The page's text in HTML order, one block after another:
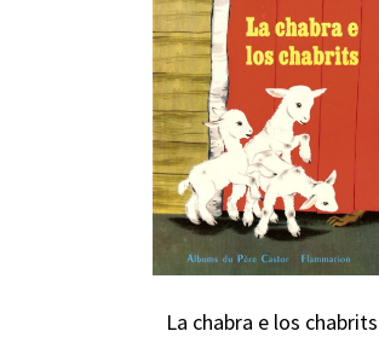
La chabra e los chabrits